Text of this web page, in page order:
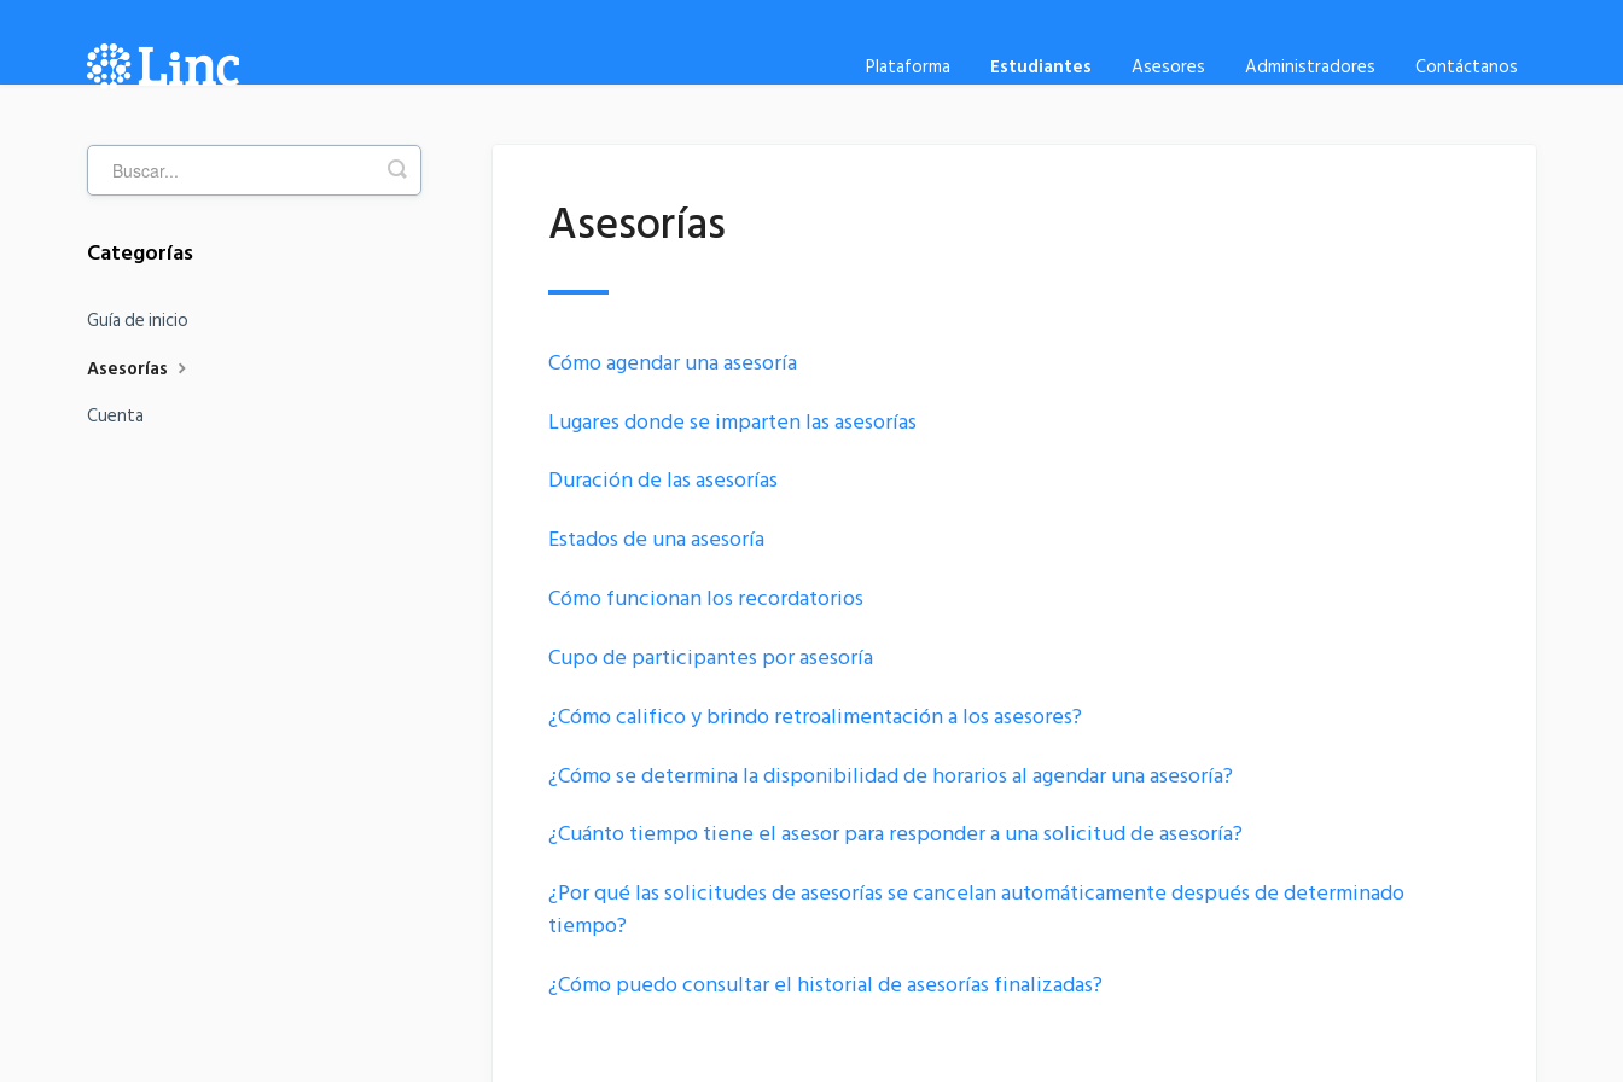
Plataforma Estudiantes Asesores Administradores Contáctanos
Asesorías
Cómo agendar una asesoría
Lugares donde se imparten las asesorías
Duración de las asesorías
Estados de una asesoría
Cómo funcionan los recordatorios
Cupo de participantes por asesoría
¿Cómo califico y brindo retroalimentación a los asesores?
¿Cómo se determina la disponibilidad de horarios al agendar una asesoría?
¿Cuánto tiempo tiene el asesor para responder a una solicitud de asesoría?
¿Por qué las solicitudes de asesorías se cancelan automáticamente después de determinado
tiempo?
¿Cómo puedo consultar el historial de asesorías finalizadas?
Categorías
Guía de inicio
Asesorías
Cuenta